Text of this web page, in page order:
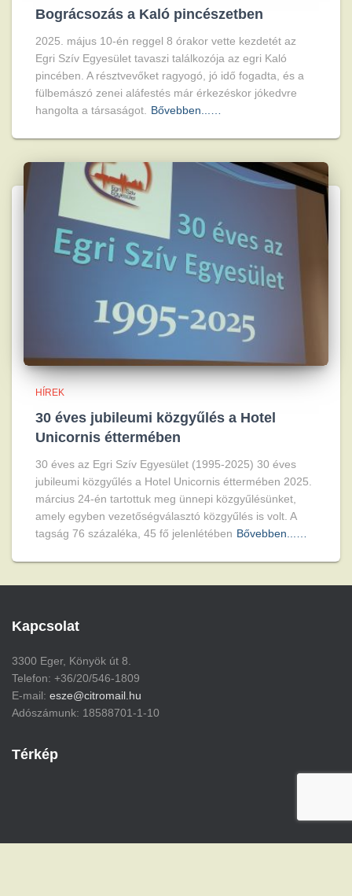
Bográcsozás a Kaló pincészetben
2025. május 10-én reggel 8 órakor vette kezdetét az
Egri Szív Egyesület tavaszi találkozója az egri Kaló
pincében. A résztvevőket ragyogó, jó idő fogadta, és a
fülbemászó zenei aláfestés már érkezéskor jókedvre
hangolta a társaságot. Bővebben...…
HÍREK
30 éves jubileumi közgyűlés a Hotel
Unicornis éttermében
30 éves az Egri Szív Egyesület (1995-2025) 30 éves
jubileumi közgyűlés a Hotel Unicornis éttermében 2025.
március 24-én tartottuk meg ünnepi közgyűlésünket,
amely egyben vezetőségválasztó közgyűlés is volt. A
tagság 76 százaléka, 45 fő jelenlétében Bővebben...…
Kapcsolat
3300 Eger, Könyök út 8.
Telefon: +36/20/546-1809
E-mail: esze@citromail.hu
Adószámunk: 18588701-1-10
Térkép